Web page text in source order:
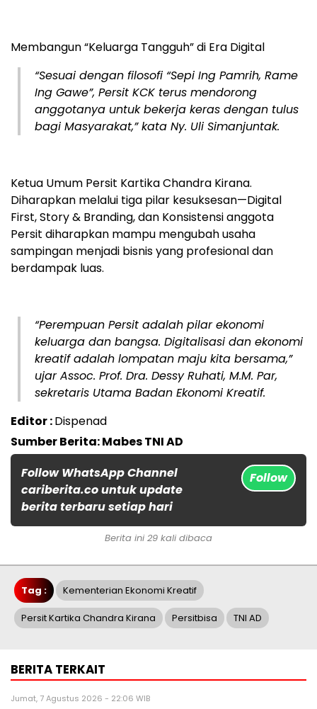
Membangun “Keluarga Tangguh” di Era Digital
“Sesuai dengan filosofi “Sepi Ing Pamrih, Rame
Ing Gawe”, Persit KCK terus mendorong
anggotanya untuk bekerja keras dengan tulus
bagi Masyarakat,” kata Ny. Uli Simanjuntak.
Ketua Umum Persit Kartika Chandra Kirana.
Diharapkan melalui tiga pilar kesuksesan—Digital
First, Story & Branding, dan Konsistensi anggota
Persit diharapkan mampu mengubah usaha
sampingan menjadi bisnis yang profesional dan
berdampak luas.
“Perempuan Persit adalah pilar ekonomi
keluarga dan bangsa. Digitalisasi dan ekonomi
kreatif adalah lompatan maju kita bersama,”
ujar Assoc. Prof. Dra. Dessy Ruhati, M.M. Par,
sekretaris Utama Badan Ekonomi Kreatif.
Editor :Dispenad
Sumber Berita: Mabes TNI AD
Follow WhatsApp Channel
cariberita.co untuk update
berita terbaru setiap hari
Follow
Berita ini 29 kali dibaca
Tag : Kementerian Ekonomi Kreatif
Persit Kartika Chandra Kirana Persitbisa TNI AD
BERITA TERKAIT
Jumat, 7 Agustus 2026 - 22:06 WIB